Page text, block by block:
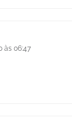
às 06:47